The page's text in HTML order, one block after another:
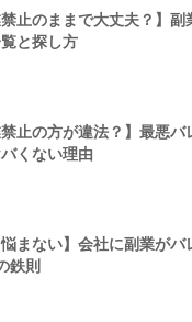
禁止のままで大丈夫？】副
と探し方
禁止の方が違法？】最悪バ
くない理由
悩まない】会社に副業がバ
鉄則